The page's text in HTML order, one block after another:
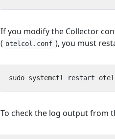
If you modify the Collector
( otelcol.conf ), you must
To check the log output from